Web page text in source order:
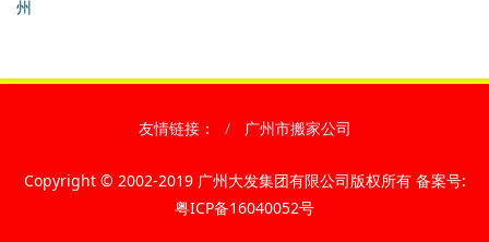
TAG标签：广州搬家 广州搬家公司 广州天河搬家 搬家公司广州
广州 搬家 广州 搬家公司 广州人人搬家